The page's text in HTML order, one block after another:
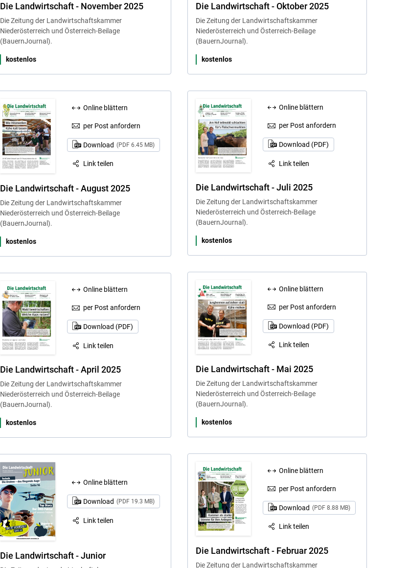
Die Landwirtschaft - November 2025
Die Zeitung der Landwirtschaftskammer
Niederösterreich und Österreich-Beilage
(BauernJournal).
kostenlos
Die Landwirtschaft - Oktober 2025
Die Zeitung der Landwirtschaftskammer
Niederösterreich und Österreich-Beilage
(BauernJournal).
kostenlos
Online blättern
per Post anfordern
Download (PDF 6.45 MB)
Link teilen
Die Landwirtschaft - August 2025
Die Zeitung der Landwirtschaftskammer
Niederösterreich und Österreich-Beilage
(BauernJournal).
kostenlos
Online blättern
per Post anfordern
Download (PDF)
Link teilen
Die Landwirtschaft - Juli 2025
Die Zeitung der Landwirtschaftskammer
Niederösterreich und Österreich-Beilage
(BauernJournal).
kostenlos
Online blättern
per Post anfordern
Download (PDF)
Link teilen
Die Landwirtschaft - Mai 2025
Die Zeitung der Landwirtschaftskammer
Niederösterreich und Österreich-Beilage
(BauernJournal).
kostenlos
Online blättern
per Post anfordern
Download (PDF)
Link teilen
Die Landwirtschaft - April 2025
Die Zeitung der Landwirtschaftskammer
Niederösterreich und Österreich-Beilage
(BauernJournal).
kostenlos
Online blättern
per Post anfordern
Download (PDF 8.88 MB)
Link teilen
Die Landwirtschaft - Februar 2025
Die Zeitung der Landwirtschaftskammer
Online blättern
Download (PDF 19.3 MB)
Link teilen
Die Landwirtschaft - Junior